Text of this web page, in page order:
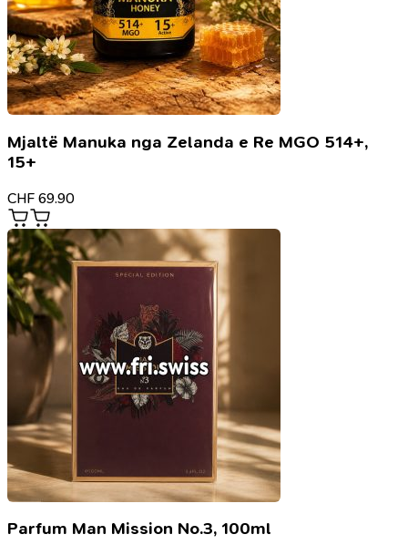
Mjaltë Manuka nga Zelanda e Re MGO 514+,
15+
CHF 69.90
Parfum Man Mission No.3, 100ml